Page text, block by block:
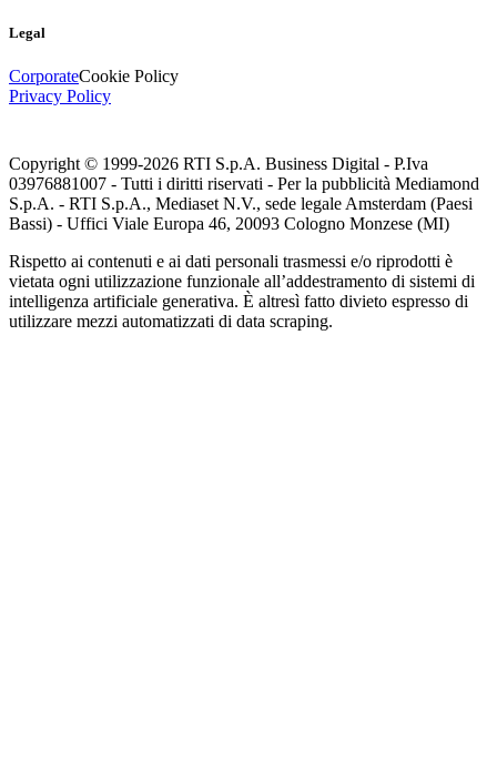
Legal
CorporateCookie Policy
Privacy Policy
Copyright © 1999-2026 RTI S.p.A. Business Digital - P.Iva
03976881007 - Tutti i diritti riservati - Per la pubblicità Mediamond
S.p.A. - RTI S.p.A., Mediaset N.V., sede legale Amsterdam (Paesi
Bassi) - Uffici Viale Europa 46, 20093 Cologno Monzese (MI)
Rispetto ai contenuti e ai dati personali trasmessi e/o riprodotti è
vietata ogni utilizzazione funzionale all’addestramento di sistemi di
intelligenza artificiale generativa. È altresì fatto divieto espresso di
utilizzare mezzi automatizzati di data scraping.